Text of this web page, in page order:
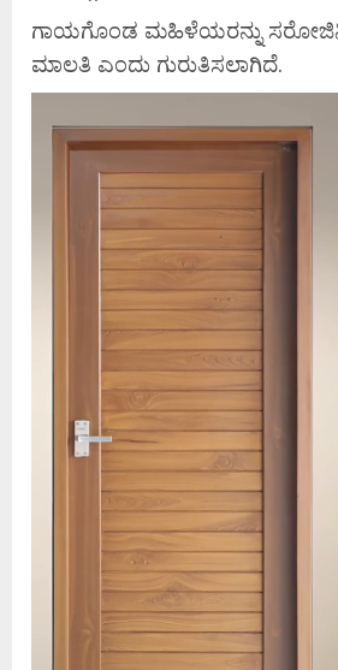
ಗಾಯಗೊಂಡ ಮಹಿಳೆಯರನ್ನು
ಮಾಲತಿ ಎಂದು ಗುರುತಿಸಲಾಗಿದೆ.